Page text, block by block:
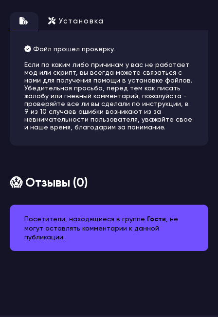
Установка
Файл прошел проверку.
Если по каким либо причинам у вас не работает
мод или скрипт, вы всегда можете связаться с
нами для получения помощи в установке файлов.
Убедительная просьба, перед тем как писать
жалобу или гневный комментарий, пожалуйста -
проверяйте все ли вы сделали по инструкции, в
9 из 10 случаев ошибки возникают из за
невнимательности пользователя, уважайте свое
и наше время, благодарим за понимание.
😱 Отзывы (0)
Посетители, находящиеся в группе Гости , не
могут оставлять комментарии к данной
публикации.